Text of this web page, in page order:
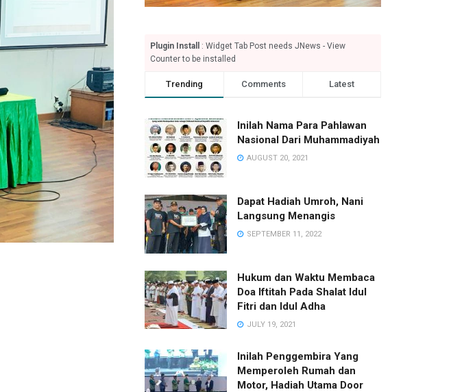
Plugin Install
: Widget Tab Post needs JNews - View
Counter to be installed
Trending Comments Latest
Inilah Nama Para Pahlawan
Nasional Dari Muhammadiyah
AUGUST 20, 2021
Dapat Hadiah Umroh, Nani
Langsung Menangis
SEPTEMBER 11, 2022
Hukum dan Waktu Membaca
Doa Iftitah Pada Shalat Idul
Fitri dan Idul Adha
JULY 19, 2021
Inilah Penggembira Yang
Memperoleh Rumah dan
Motor, Hadiah Utama Door